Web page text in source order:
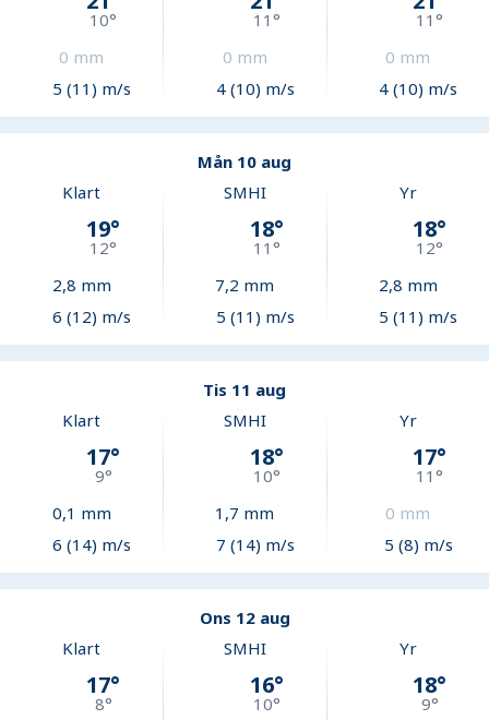
10°
0 mm
5 (11) m/s
11 °
0 mm
4 (10) m/s
11°
0 mm
4 (10) m/s
Mån 10 aug
Klart
19°
12°
2,8 mm
6 (12) m/s
SMHI
18°
11 °
7,2 mm
5 (11) m/s
Yr
18°
12°
2,8 mm
5 (11) m/s
Tis 11 aug
Klart
17°
9°
0,1 mm
6 (14) m/s
SMHI
18°
10°
1,7 mm
7 (14) m/s
Yr
17°
11°
0 mm
5 (8) m/s
Ons 12 aug
Klart
17°
8°
SMHI
16°
10°
Yr
18°
9°